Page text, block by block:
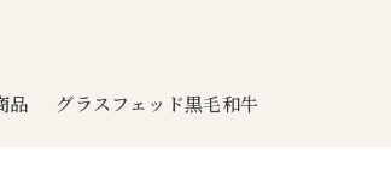
品 グラスフェッド黒毛和牛